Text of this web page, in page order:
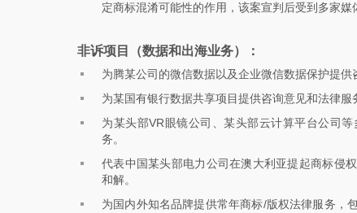
定商标混淆可能性的作用，该案宣判后受到多家媒
非诉项目（数据和出海业务）：
为腾某公司的微信数据以及企业微信数据保护提供
为某国有银行数据共享项目提供咨询意见和法律服
为某头部VR眼镜公司、某头部云计算平台公司
务。
代表中国某头部电力公司在澳大利亚提起商标侵
和解。
为国内外知名品牌提供常年商标/版权法律服务，